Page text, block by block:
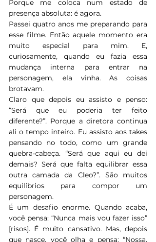
Porque me coloca num estado de
presença absoluta: é agora.
Passei quatro anos me preparando para
esse filme. Então aquele momento era
muito especial para mim. E,
curiosamente, quando eu fazia essa
mudança interna para entrar na
personagem, ela vinha. As coisas
brotavam.
Claro que depois eu assisto e penso:
“Será que eu poderia ter feito
diferente?”. Porque a diretora continua
ali o tempo inteiro. Eu assisto aos takes
pensando no todo, como um grande
quebra-cabeça. “Será que aqui eu dei
demais? Será que falta equilibrar essa
outra camada da Cleo?”. São muitos
equilíbrios para compor um
personagem.
É um desafio enorme. Quando acaba,
você pensa: “Nunca mais vou fazer isso”
[risos]. É muito cansativo. Mas, depois
que nasce, você olha e pensa: “Nossa,